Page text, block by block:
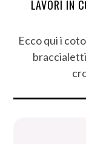
LAVORI IN
Ecco qui i